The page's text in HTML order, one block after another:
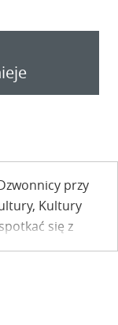
przy
Kultury
się z
tego